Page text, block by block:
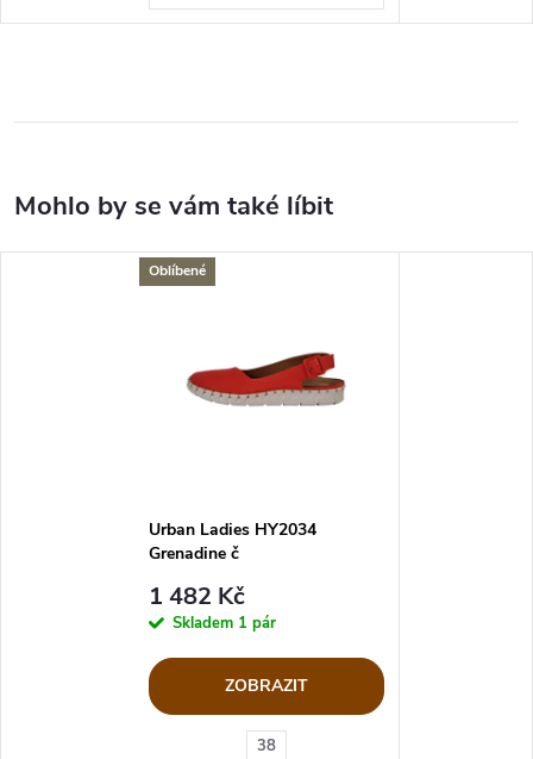
Oblíbené
38
Urban Ladies HY2034
Grenadine č
1 482 Kč
Skladem 1 pár
ZOBRAZIT